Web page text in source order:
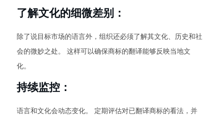
了解文化的细微差别：
除了说目标市场的语言外，组织还必须了解其文化、历史和社
会的微妙之处。 这样可以确保商标的翻译能够反映当地文
化。
持续监控：
语言和文化会动态变化。 定期评估对已翻译商标的看法，并